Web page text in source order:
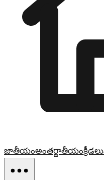
జాతీయంఅంతర్జాతీయంక్రీడలు